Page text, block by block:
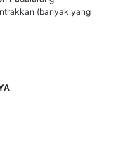
(banyak yang